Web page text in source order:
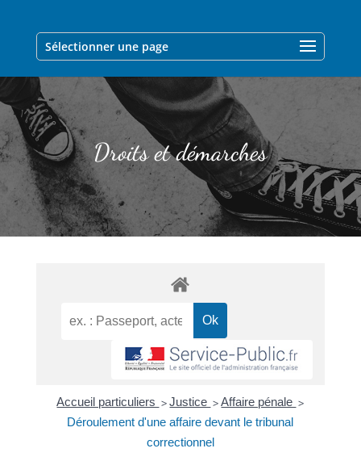
Sélectionner une page
Droits et démarches
Accueil particuliers > Justice > Affaire pénale >
Déroulement d'une affaire devant le tribunal
correctionnel